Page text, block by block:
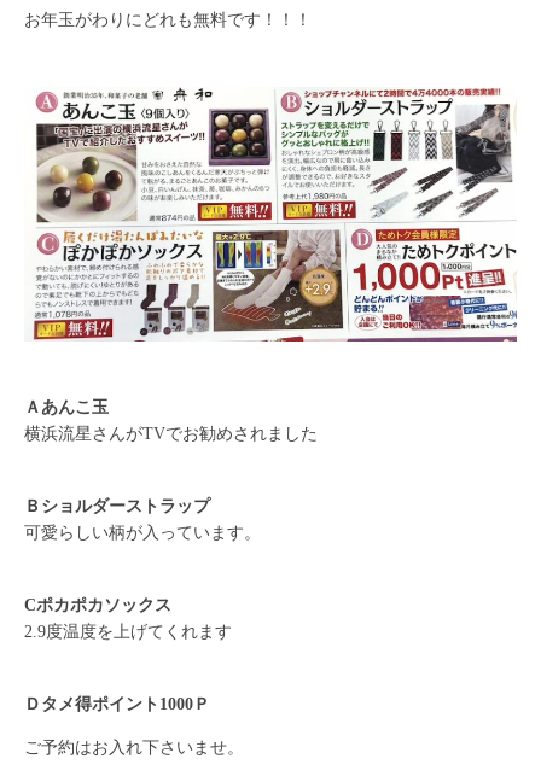
お年玉がわりにどれも無料です！！！
Ａあんこ玉
横浜流星さんがTVでお勧めされました
Ｂショルダーストラップ
可愛らしい柄が入っています。
Cポカポカソックス
2.9度温度を上げてくれます
Ｄタメ得ポイント1000Ｐ
ご予約はお入れ下さいませ。